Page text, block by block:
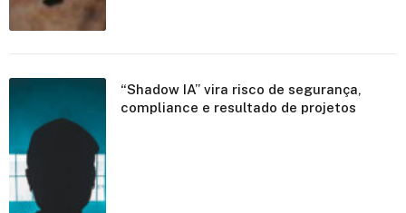
“Shadow IA” vira risco de segurança,
compliance e resultado de projetos